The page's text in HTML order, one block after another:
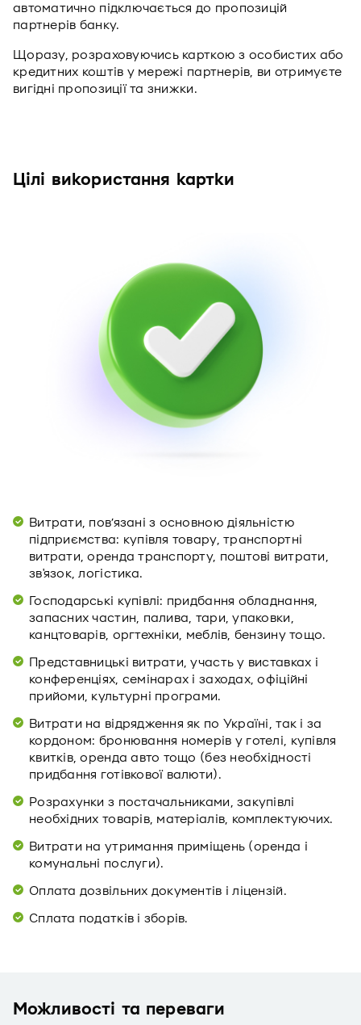
автоматично підключається до пропозицій
партнерів банку.
Щоразу, розраховуючись карткою з особистих або
кредитних коштів у мережі партнерів, ви отримуєте
вигідні пропозиції та знижки.
Цілі використання картки
Витрати, пов’язані з основною діяльністю
підприємства: купівля товару, транспортні
витрати, оренда транспорту, поштові витрати,
зв'язок, логістика.
Господарські купівлі: придбання обладнання,
запасних частин, палива, тари, упаковки,
канцтоварів, оргтехніки, меблів, бензину тощо.
Представницькі витрати, участь у виставках і
конференціях, семінарах і заходах, офіційні
прийоми, культурні програми.
Витрати на відрядження як по Україні, так і за
кордоном: бронювання номерів у готелі, купівля
квитків, оренда авто тощо (без необхідності
придбання готівкової валюти).
Розрахунки з постачальниками, закупівлі
необхідних товарів, матеріалів, комплектуючих.
Витрати на утримання приміщень (оренда і
комунальні послуги).
Оплата дозвільних документів і ліцензій.
Сплата податків і зборів.
Можливості та переваги